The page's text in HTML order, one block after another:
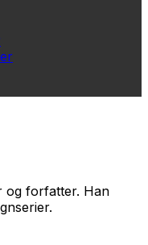
og forfatter. Han